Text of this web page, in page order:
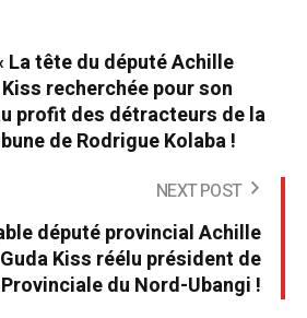
La tête du député Achille
recherchée pour son
profit des détracteurs de la
de Rodrigue Kolaba !
NEXT POST
député provincial Achille
Kiss réélu président de
du Nord-Ubangi !